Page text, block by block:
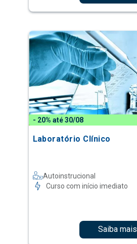
- 20% até 30/08
Laboratório Clínico
Autoinstrucional
Curso com início imediato
Saiba mais